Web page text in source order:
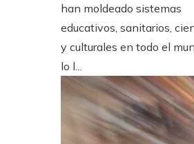
han moldeado sistemas
educativos, sanitarios,
y culturales en todo el
lo l...